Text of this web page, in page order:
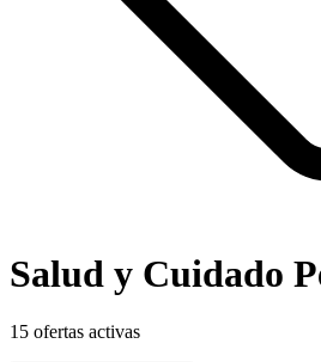
Salud y Cuidado
15 ofertas activas